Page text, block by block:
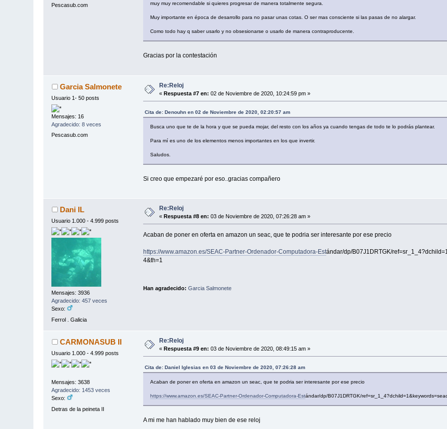
Pescasub.com
muy muy recomendable si quieres progresar de manera totalmente segura.
Muy importante en época de desarrollo para no pasar unas cotas. O ser mas consciente si las pasas de no alargar.
Como todo hay q saber usarlo y no obsesionarse o usarlo de manera contraproducente.
Gracias por la contestación
Garcia Salmonete
Usuario 1- 50 posts
Mensajes: 16
Agradecido: 8 veces
Pescasub.com
Re:Reloj
«Respuesta #7 en: 02 de Noviembre de 2020, 10:24:59 pm »
Cita de: Denouhn en 02 de Noviembre de 2020, 02:20:57 am
Busca uno que te de la hora y que se pueda mojar, del resto con los años ya cuando tengas de todo te lo podrás plantear.
Para mí es uno de los elementos menos importantes en los que invertir.
Saludos.
Si creo que empezaré por eso..gracias compañero
Dani IL
Usuario 1.000 - 4.999 posts
Mensajes: 3936
Agradecido: 457 veces
Sexo:
Ferrol . Galicia
Re:Reloj
«Respuesta #8 en: 03 de Noviembre de 2020, 07:26:28 am »
Acaban de poner en oferta en amazon un seac, que te podria ser interesante por ese precio
https://www.amazon.es/SEAC-Partner-Ordenador-Computadora-Estándar/dp/B07J1DRTGK/
4&th=1
Han agradecido: Garcia Salmonete
CARMONASUB II
Usuario 1.000 - 4.999 posts
Mensajes: 3638
Agradecido: 1453 veces
Sexo:
Detras de la peineta II
Re:Reloj
«Respuesta #9 en: 03 de Noviembre de 2020, 08:49:15 am »
Cita de: Daniel Iglesias en 03 de Noviembre de 2020, 07:26:28 am
Acaban de poner en oferta en amazon un seac, que te podria ser interesante por ese precio
https://www.amazon.es/SEAC-Partner-Ordenador-Computadora-Estándar/dp/B07J1DRTGK/
A mi me han hablado muy bien de ese reloj